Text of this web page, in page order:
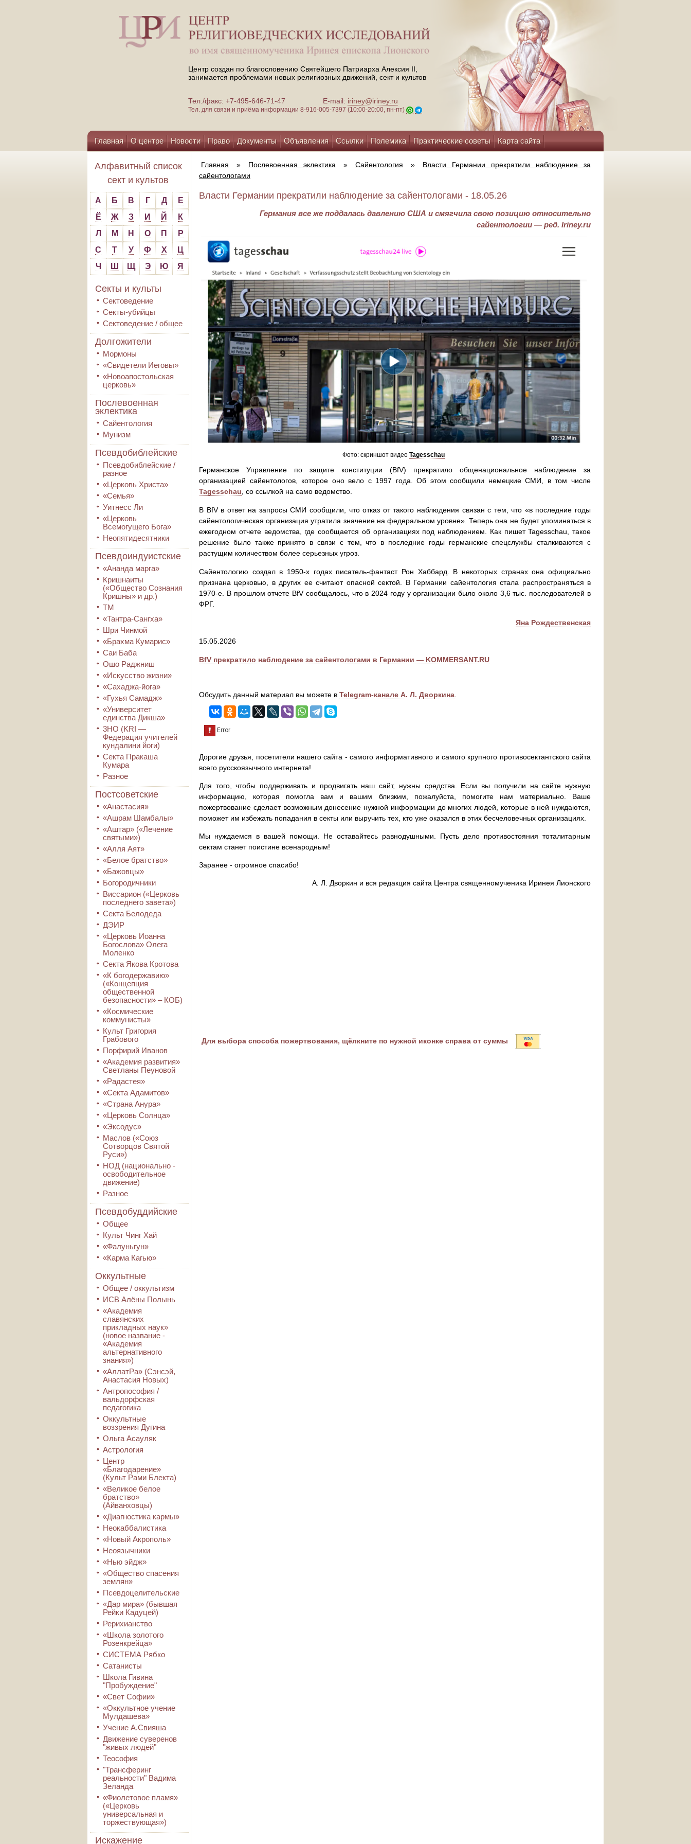
Центр создан по благословению Святейшего Патриарха Алексия II,
занимается проблемами новых религиозных движений, сект и культов
Тел./факс: +7-495-646-71-47 E-mail: iriney@iriney.ru
Тел. для связи и приёма информации 8-916-005-7397 (10:00-20:00, пн-пт)
Главная О центре Новости Право Документы Объявления Ссылки Полемика Практические советы Карта сайта
Помощь центру
Алфавитный список
сект и культов
А Б В Г Д
Е
Ё
Ж З И Й
К
Л
М Н О П
Р
С
Т У Ф Х
Ц
Ч
Ш Щ Э Ю Я
Секты и культы
Сектоведение
Секты-убийцы
Сектоведение / общее
Долгожители
Мормоны
«Свидетели Иеговы»
«Новоапостольская
церковь»
Послевоенная
эклектика
Сайентология
Мунизм
Псевдобиблейские
Псевдобиблейские /
разное
«Церковь Христа»
«Семья»
Уитнесс Ли
«Церковь
Всемогущего Бога»
Неопятидесятники
Псевдоиндуистские
«Ананда марга»
Кришнаиты
(«Общество Сознания
Кришны» и др.)
ТМ
«Тантра-Сангха»
Шри Чинмой
«Брахма Кумарис»
Саи Баба
Ошо Раджниш
«Искусство жизни»
«Сахаджа-йога»
«Гухья Самадж»
«Университет
единства Дикша»
3HO (KRI ―
Федерация учителей
кундалини йоги)
Секта Пракаша
Кумара
Разное
Постсоветские
«Анастасия»
«Ашрам Шамбалы»
«Аштар» («Лечение
святыми»)
«Алля Аят»
«Белое братство»
«Бажовцы»
Богородичники
Виссарион («Церковь
последнего завета»)
Секта Белодеда
ДЭИР
«Церковь Иоанна
Богослова» Олега
Моленко
Секта Якова Кротова
«К богодержавию»
(«Концепция
общественной
безопасности» – КОБ)
«Космические
коммунисты»
Культ Григория
Грабового
Порфирий Иванов
«Академия развития»
Светланы Пеуновой
«Радастея»
«Секта Адамитов»
«Страна Анура»
«Церковь Солнца»
«Эксодус»
Маслов («Союз
Сотворцов Святой
Руси»)
НОД (национально -
освободительное
движение)
Разное
Псевдобуддийские
Общее
Культ Чинг Хай
«Фалуньгун»
«Карма Кагью»
Оккультные
Общее / оккультизм
ИСВ Алёны Полынь
«Академия
славянских
прикладных наук»
(новое название -
«Академия
альтернативного
знания»)
«АллатРа» (Сэнсэй,
Анастасия Новых)
Антропософия /
вальдорфская
педагогика
Оккультные
воззрения Дугина
Ольга Асауляк
Астрология
Центр
«Благодарение»
(Культ Рами Блекта)
«Великое белое
братство»
(Айванховцы)
«Диагностика кармы»
Неокаббалистика
«Новый Акрополь»
Неоязычники
«Нью эйдж»
«Общество спасения
землян»
Псевдоцелительские
«Дар мира» (бывшая
Рейки Кадуцей)
Рерихианство
«Школа золотого
Розенкрейца»
СИСТЕМА Рябко
Сатанисты
Школа Гивина
"Пробуждение"
«Свет Софии»
«Оккультное учение
Мулдашева»
Учение А.Свияша
Движение суверенов
"живых людей"
Теософия
"Трансферинг
реальности" Вадима
Зеланда
«Фиолетовое пламя»
(«Церковь
универсальная и
торжествующая»)
Искажение
Главная » Послевоенная эклектика » Сайентология »
Власти Германии прекратили наблюдение за
сайентологами
Власти Германии прекратили наблюдение за сайентологами - 18.05.26
Германия все же поддалась давлению США и смягчила свою позицию относительно
сайентологии — ред. Iriney.ru
Фото: скриншот видео Tagesschau
Германское Управление по защите конституции (BfV) прекратило общенациональное наблюдение за
организацией сайентологов, которое оно вело с 1997 года. Об этом сообщили немецкие СМИ, в том числе
Tagesschau , со ссылкой на само ведомство.
В BfV в ответ на запросы СМИ сообщили, что отказ от такого наблюдения связан с тем, что «в последние годы
сайентологическая организация утратила значение на федеральном уровне». Теперь она не будет упоминаться в
ежегодном отчете ведомства, где сообщается об организациях под наблюдением. Как пишет Tagesschau, такое
решение было также принято в связи с тем, что в последние годы германские спецслужбы сталкиваются с
растущим количеством более серьезных угроз.
Сайентологию создал в 1950-х годах писатель-фантаст Рон Хаббард. В некоторых странах она официально
признана церковью, в других ее считают опасной сектой. В Германии сайентология стала распространяться в
1970-е. В прошлом отчете BfV сообщалось, что в 2024 году у организации было около 3,6 тыс. последователей в
ФРГ.
Яна Рождественская
15.05.2026
BfV прекратило наблюдение за сайентологами в Германии — KOMMERSANT.RU
Обсудить данный материал вы можете в Telegram-канале А. Л. Дворкина
Дорогие друзья, посетители нашего сайта - самого информативного и самого крупного противосектантского сайта
всего русскоязычного интернета!
Для того, чтобы поддерживать и продвигать наш сайт, нужны средства. Если вы получили на сайте нужную
информацию, которая помогла вам и вашим близким, пожалуйста, помогите нам материально. Ваше
пожертвование сделает возможным донесение нужной информации до многих людей, которые в ней нуждаются,
поможет им избежать попадания в секты или выручить тех, кто уже оказался в этих бесчеловечных организациях.
Мы нуждаемся в вашей помощи. Не оставайтесь равнодушными. Пусть дело противостояния тоталитарным
сектам станет поистине всенародным!
Заранее - огромное спасибо!
А. Л. Дворкин и вся редакция сайта Центра священномученика Иринея Лионского
Для выбора способа пожертвования, щёлкните по нужной иконке справа от суммы